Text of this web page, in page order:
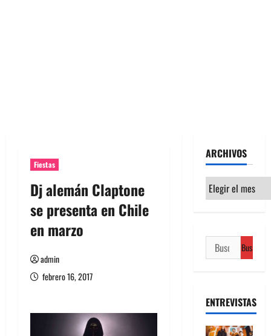
Fiestas
Dj alemán Claptone
se presenta en Chile
en marzo
admin
febrero 16, 2017
ARCHIVOS
Archivos
Buscar:
ENTREVISTAS